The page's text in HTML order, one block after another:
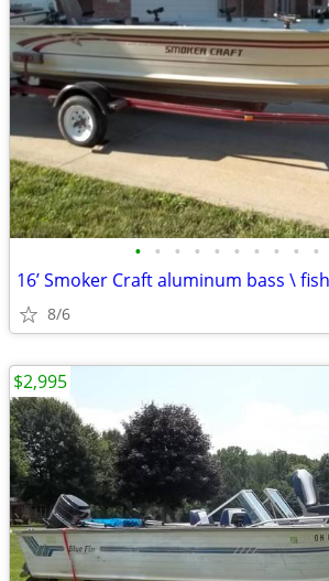
• • • • • • • • • •
8/6
$2,995